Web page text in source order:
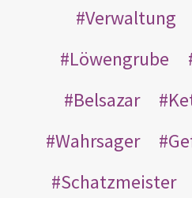
Verwaltung
Löwengrube
Belsazar
Wahrsager
Schatzmeister